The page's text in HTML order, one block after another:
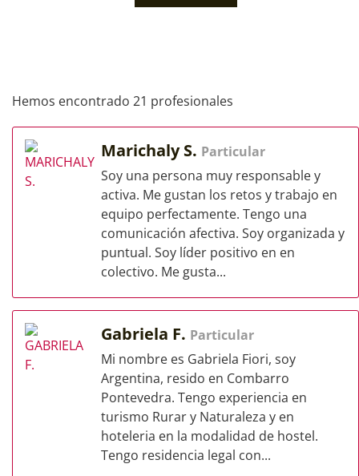
Hemos encontrado 21 profesionales
Marichaly S. Particular
Soy una persona muy responsable y
activa. Me gustan los retos y trabajo en
equipo perfectamente. Tengo una
comunicación afectiva. Soy organizada y
puntual. Soy líder positivo en en
colectivo. Me gusta...
Gabriela F. Particular
Mi nombre es Gabriela Fiori, soy
Argentina, resido en Combarro
Pontevedra. Tengo experiencia en
turismo Rurar y Naturaleza y en
hoteleria en la modalidad de hostel.
Tengo residencia legal con...